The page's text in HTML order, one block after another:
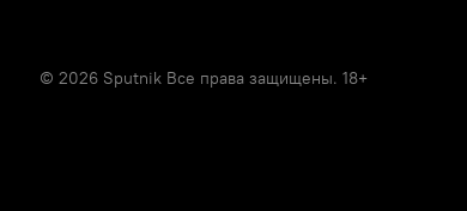
© 2026 Sputnik Все права защищены. 18+